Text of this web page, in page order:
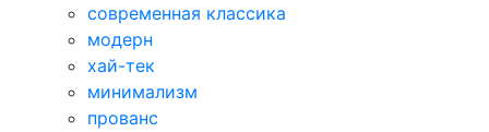
современная классика
модерн
хай-тек
минимализм
прованс